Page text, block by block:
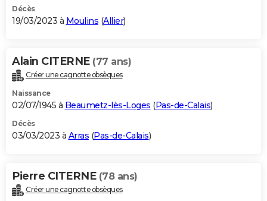
Décès
19/03/2023 à Moulins (Allier)
Alain CITERNE (77 ans)
Créer une cagnotte obsèques
Naissance
02/07/1945 à Beaumetz-lès-Loges (Pas-de-Calais)
Décès
03/03/2023 à Arras (Pas-de-Calais)
Pierre CITERNE (78 ans)
Créer une cagnotte obsèques